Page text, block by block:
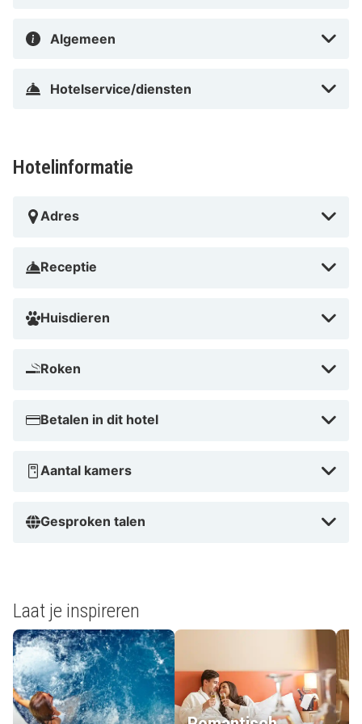
Algemeen
Hotelservice/diensten
Hotelinformatie
Adres
Receptie
Huisdieren
Roken
Betalen in dit hotel
Aantal kamers
Gesproken talen
Laat je inspireren